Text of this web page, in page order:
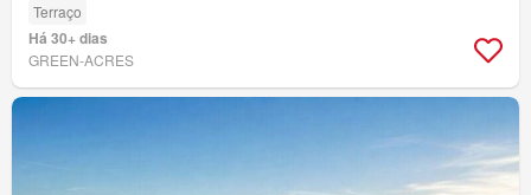
Terraço
Há 30+ dias
GREEN-ACRES